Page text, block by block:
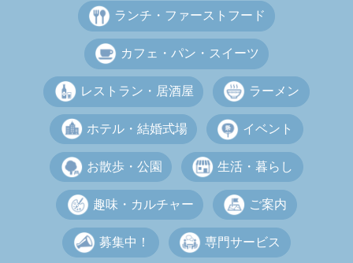
ランチ・ファーストフード
カフェ・パン・スイーツ
レストラン・居酒屋 ラーメン
ホテル・結婚式場 イベント
お散歩・公園 生活・暮らし
趣味・カルチャー ご案内
募集中！ 専門サービス